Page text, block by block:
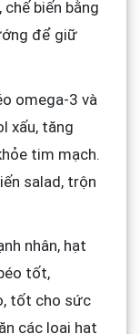
biến bằng
để giữ
omega-3 và
xấu, tăng
tim mạch.
salad, trộn
nhân, hạt
tốt,
tốt cho sức
các loại hạt